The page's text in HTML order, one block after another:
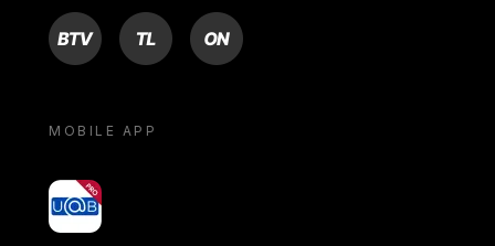
BTV TL ON
MOBILE APP
yoU@B